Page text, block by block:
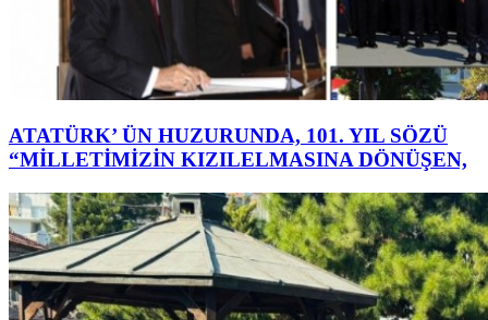
ATATÜRK’ ÜN HUZURUNDA, 101. YIL SÖZÜ
“MİLLETİMİZİN KIZILELMASINA DÖNÜŞEN,